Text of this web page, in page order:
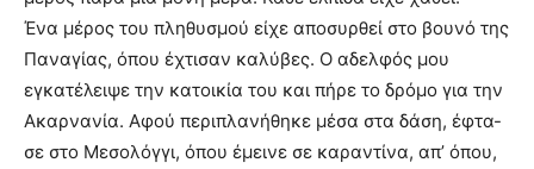
Ένα μέρος του πληθυσμού είχε αποσυρθεί στο βουνό της
Παναγίας, όπου έχτισαν καλύβες. Ο αδελφός μου
εγκατέλειψε την κατοικία του και πήρε το δρόμο για την
Ακαρνανία. Αφού περιπλανήθηκε μέσα στα δάση, έφτα-
σε στο Μεσολόγγι, όπου έμεινε σε καραντίνα, απ’ όπου,